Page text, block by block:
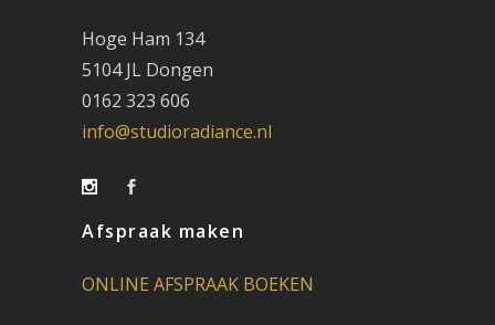
Hoge Ham 134
5104 JL Dongen
0162 323 606
info@studioradiance.nl
Afspraak maken
ONLINE AFSPRAAK BOEKEN